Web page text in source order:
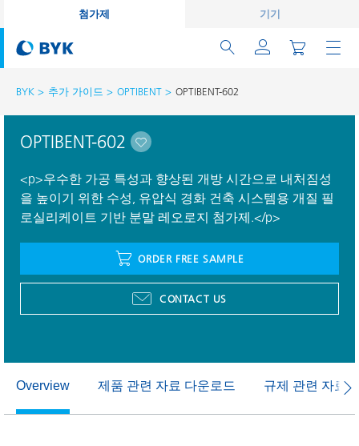
첨가제 기기
BYK 추가 가이드 OPTIBENT OPTIBENT-602
OPTIBENT-602
<p>우수한 가공 특성과 향상된 개방 시간으로 내처짐성
을 높이기 위한 수성, 유압식 경화 건축 시스템용 개질 필
로실리케이트 기반 분말 레오로지 첨가제.</p>
ORDER FREE SAMPLE
CONTACT US
Overview 제품 관련 자료 다운로드 규제 관련 자료